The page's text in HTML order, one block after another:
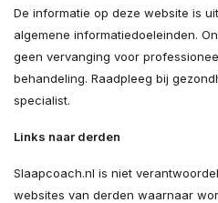
De informatie op deze website is
algemene informatiedoeleinden.
geen vervanging voor
behandeling. Raadpleeg bij
specialist.
Links naar derden
Slaapcoach.nl is niet
websites van derden waarnaar